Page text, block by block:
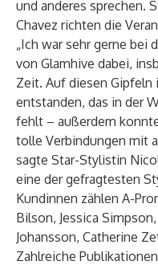
und anderes sprechen.
Chavez richten die
„Ich war sehr gerne bei
von Glamhive dabei,
Zeit. Auf diesen
entstanden, das in der
fehlt – außerdem
tolle Verbindungen mit
sagte Star-Stylistin
eine der gefragtesten
Kundinnen zählen A-
Bilson, Jessica
Johansson, Catherine
Zahlreiche